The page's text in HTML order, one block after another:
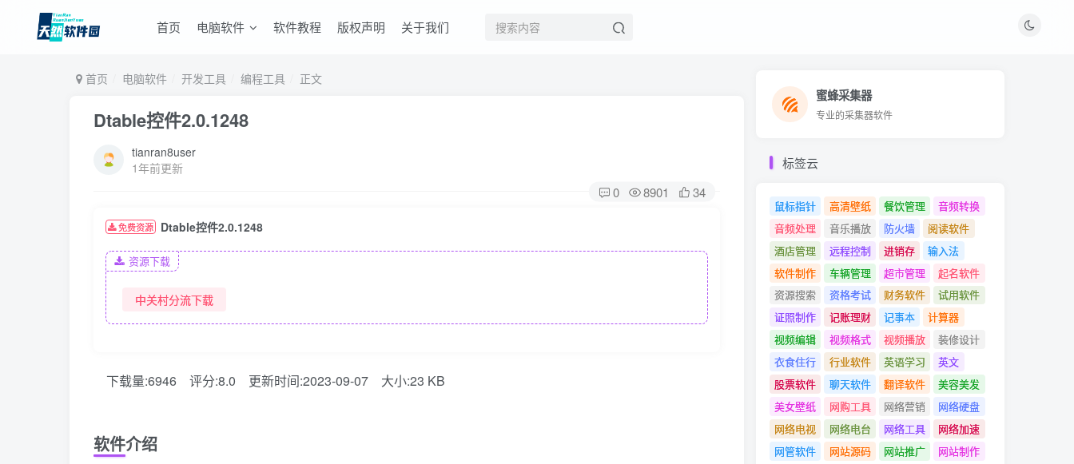
首页 电脑软件 软件教程 版权声明 关于我们
首页 电脑软件 开发工具 编程工具 正文
Dtable控件2.0.1248
tianran8user
1年前更新
0 8901 34
免费资源 Dtable控件2.0.1248
资源下载
中关村分流下载
下载量:6946 评分:8.0 更新时间:2023-09-07 大小:23 KB
软件介绍
蜜蜂采集器
专业的采集器软件
蜜蜂采集器
专业的采集器软件
标签云
鼠标指针 高清壁纸 餐饮管理
音频转换
音频处理
音乐播放 防火墙
阅读软件
酒店管理
远程控制 进销存
输入法
软件制作
车辆管理 超市管理
起名软件
资源搜索
资格考试 财务软件
试用软件
证照制作
记账理财 记事本
计算器
视频编辑
视频格式 视频播放
装修设计
衣食住行
行业软件 英语学习
英文
股票软件
聊天软件 翻译软件
美容美发
美女壁纸
网购工具 网络营销
网络硬盘
网络电视
网络电台 网络工具
网络加速
网管软件
网站源码 网站推广
网站制作